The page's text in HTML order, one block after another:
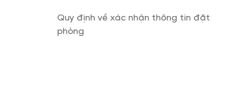
Quy định về xác nhận thông tin đặt
phòng